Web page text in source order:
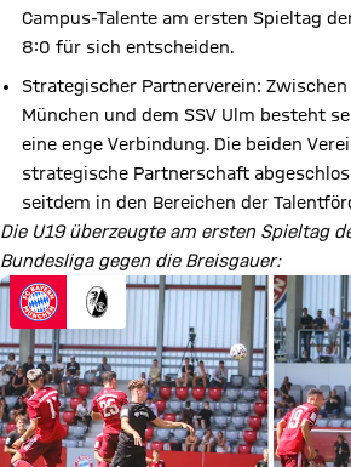
Campus-Talente am ersten Spieltag
8:0 für sich entscheiden.
Strategischer Partnerverein: Zwischen
München und dem SSV Ulm besteht
eine enge Verbindung. Die beiden
strategische Partnerschaft
seitdem in den Bereichen der
Die U19 überzeugte am ersten Spieltag
Bundesliga gegen die Breisgauer: